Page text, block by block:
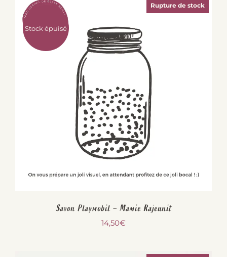
Stock épuisé
Rupture de stock
Savon Playmobil – Mamie Rajeunit
14,50€